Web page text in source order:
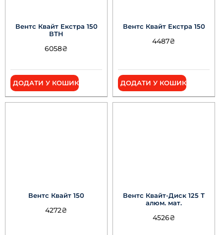
Вентс Квайт Екстра 150
ВТН
6058₴
ДОДАТИ У КОШИК
Вентс Квайт Екстра 150
4487₴
ДОДАТИ У КОШИК
Вентс Квайт 150
4272₴
Вентс Квайт-Диск 125 Т
алюм. мат.
4526₴